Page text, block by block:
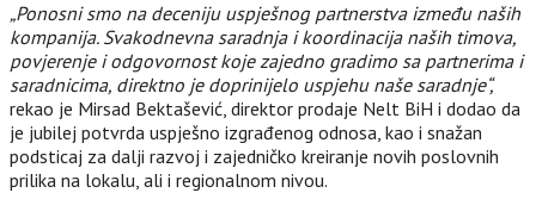
„Ponosni smo na deceniju uspješnog partnerstva između naših
kompanija. Svakodnevna saradnja i koordinacija naših timova,
povjerenje i odgovornost koje zajedno gradimo sa partnerima i
saradnicima, direktno je doprinijelo uspjehu naše saradnje“,
rekao je Mirsad Bektašević, direktor prodaje Nelt BiH i dodao da
je jubilej potvrda uspješno izgrađenog odnosa, kao i snažan
podsticaj za dalji razvoj i zajedničko kreiranje novih poslovnih
prilika na lokalu, ali i regionalnom nivou.